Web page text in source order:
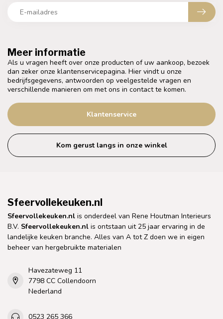
Meer informatie
Als u vragen heeft over onze producten of uw aankoop, bezoek
dan zeker onze klantenservicepagina. Hier vindt u onze
bedrijfsgegevens, antwoorden op veelgestelde vragen en
verschillende manieren om met ons in contact te komen.
Klantenservice
Kom gerust langs in onze winkel
Sfeervollekeuken.nl
Sfeervollekeuken.nl is onderdeel van Rene Houtman Interieurs
B.V. Sfeervollekeuken.nl is ontstaan uit 25 jaar ervaring in de
landelijke keuken branche. Alles van A tot Z doen we in eigen
beheer van hergebruikte materialen
Havezateweg 11
7798 CC Collendoorn
Nederland
0523 265 366